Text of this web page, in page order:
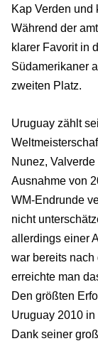
Kap Verden und
Während der
klarer Favorit in
Südamerikaner
zweiten Platz.
Uruguay zählt
Nunez,
Ausnahme von
WM-Endrunde
nicht
allerdings einer
war bereits
erreichte man
Den größten
Uruguay 2010
Dank seiner